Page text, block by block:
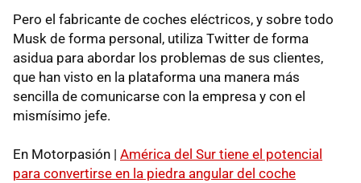
Pero el fabricante de coches eléctricos, y sobre todo
Musk de forma personal, utiliza Twitter de forma
asidua para abordar los problemas de sus clientes,
que han visto en la plataforma una manera más
sencilla de comunicarse con la empresa y con el
mismísimo jefe.
En Motorpasión | América del Sur tiene el potencial
para convertirse en la piedra angular del coche